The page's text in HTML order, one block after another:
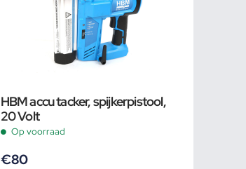
HBM accu tacker, spijkerpistool,
20 Volt
Op voorraad
€80